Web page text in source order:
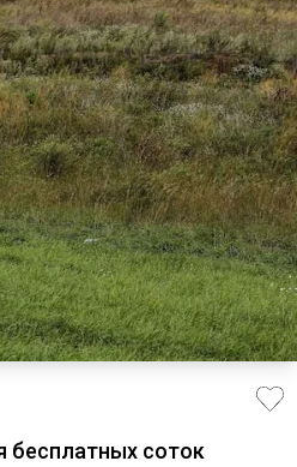
бесплатных соток